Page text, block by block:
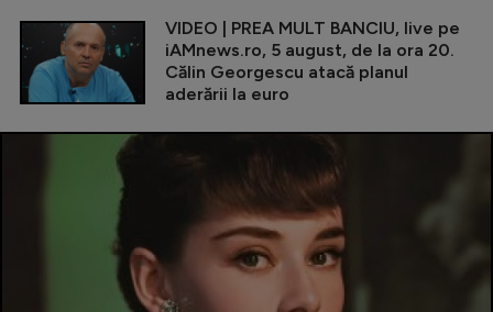
VIDEO | PREA MULT BANCIU, live pe
iAMnews.ro, 5 august, de la ora 20.
Călin Georgescu atacă planul
aderării la euro